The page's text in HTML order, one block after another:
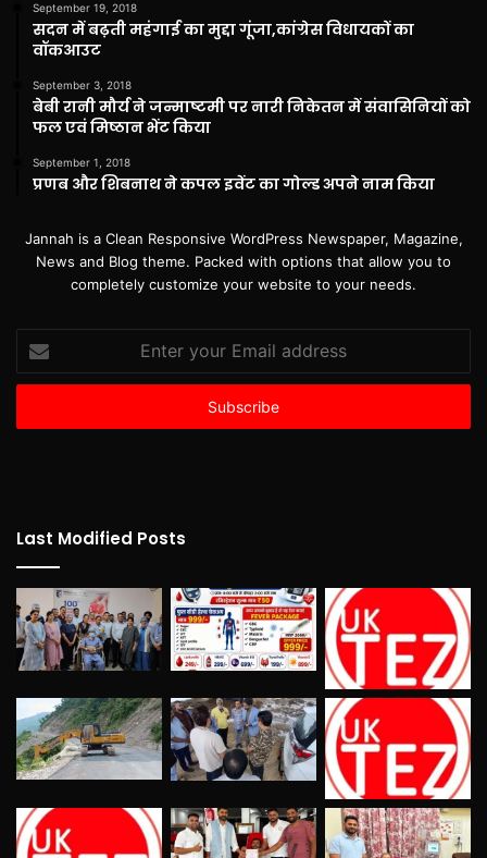
September 19, 2018
सदन में बढ़ती महंगाई का मुद्दा गूंजा,कांग्रेस विधायकों का
वॉकआउट
September 3, 2018
बेबी रानी मौर्य ने जन्माष्टमी पर नारी निकेतन में संवासिनियों को
फल एवं मिष्ठान भेंट किया
September 1, 2018
प्रणब और शिबनाथ ने कपल इवेंट का गोल्ड अपने नाम किया
Jannah is a Clean Responsive WordPress Newspaper, Magazine,
News and Blog theme. Packed with options that allow you to
completely customize your website to your needs.
your
Email
Last Modified Posts